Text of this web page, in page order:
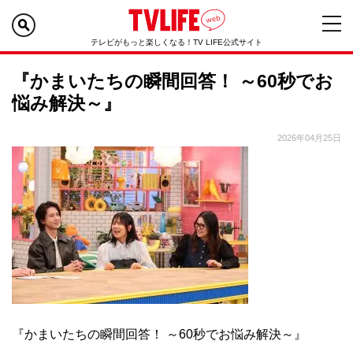
テレビがもっと楽しくなる！TV LIFE公式サイト
『かまいたちの瞬間回答！ ～60秒でお
悩み解決～』
2026年04月25日
『かまいたちの瞬間回答！ ～60秒でお悩み解決～』